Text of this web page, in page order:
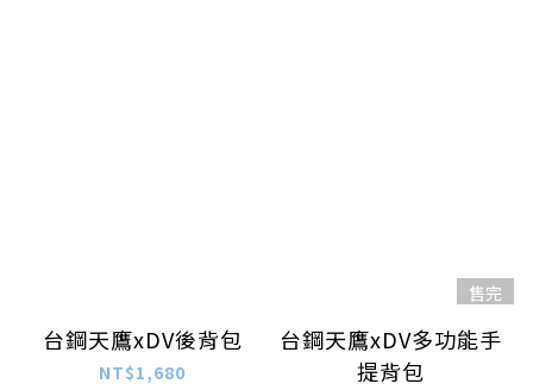
台鋼天鷹xDV後背包
NT$1,680
售完
台鋼天鷹xDV多功能手
提背包